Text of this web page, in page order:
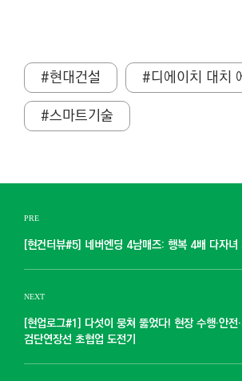
#현대건설
#디에이치 대치
#스마트기술
PRE
[현건터뷰#5] 네버엔딩 4남매즈: 행복 4배 다자녀
NEXT
[현업로그#1] 다섯이 뭉쳐 뚫었다! 현장 수행·안전
검단연장선 초협업 도전기